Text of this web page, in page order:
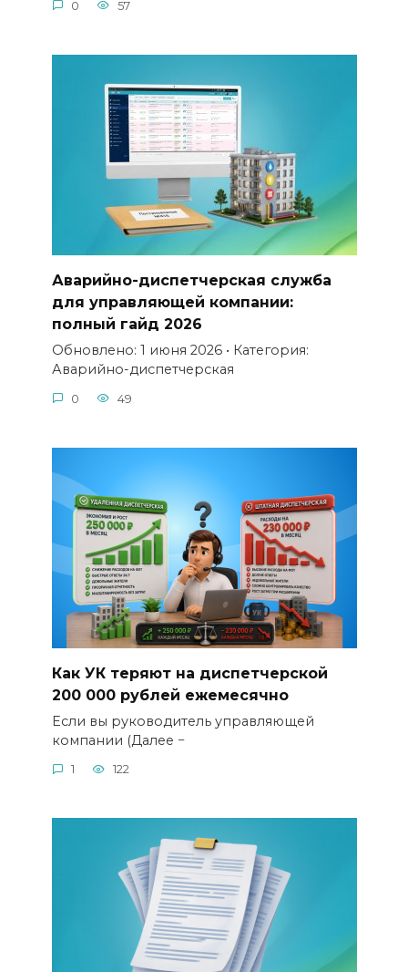
0 57
Аварийно-диспетчерская служба
для управляющей компании:
полный гайд 2026
Обновлено: 1 июня 2026 • Категория:
Аварийно-диспетчерская
0 49
Как УК теряют на диспетчерской
200 000 рублей ежемесячно
Если вы руководитель управляющей
компании (Далее −
1 122